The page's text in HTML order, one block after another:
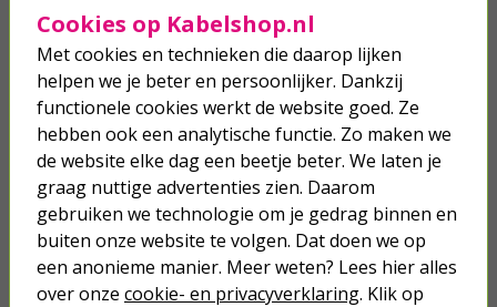
HG kunststof beschermer | 1000 ml
(Extra glans, Antislip)
12,50
Kunststof vernieuwer | Zep | 1 liter
(Herstelt oppervlakken, Krasvrije
formule)
10,95
Cookies op Kabelshop.nl
Met cookies en technieken die daarop lijken
helpen we je beter en persoonlijker. Dankzij
functionele cookies werkt de website goed. Ze
hebben ook een analytische functie. Zo maken we
de website elke dag een beetje beter. We laten je
graag nuttige advertenties zien. Daarom
gebruiken we technologie om je gedrag binnen en
buiten onze website te volgen. Dat doen we op
een anonieme manier. Meer weten? Lees hier alles
over onze cookie- en privacyverklaring. Klik op